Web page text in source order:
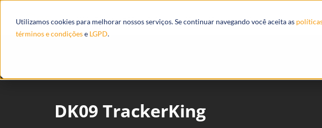
Utilizamos cookies para melhorar nossos serviços. Se continuar navegando você aceita as
términos e condiçõese LGPD.
Produtos Ecossistema Integrações Recursos
DK09 TrackerKing